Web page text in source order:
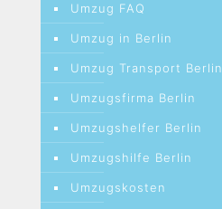
Umzug FAQ
Umzug in Berlin
Umzug Transport Berlin
Umzugsfirma Berlin
Umzugshelfer Berlin
Umzugshilfe Berlin
Umzugskosten